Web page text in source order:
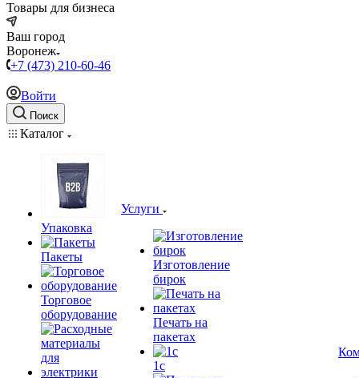
Товары для бизнеса
Ваш город
Воронеж
+7 (473) 210-60-46
Войти
Поиск
Каталог
Упаковка
Пакеты
Торговое
оборудование
Услуги
Изготовление
бирок
Печать на
пакетах
1c